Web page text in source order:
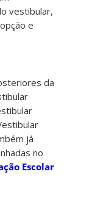
vestibular,
e
da
já
no
Escolar